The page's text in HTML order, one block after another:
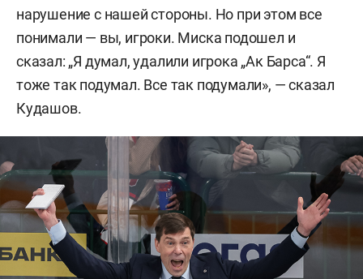
нарушение с нашей стороны. Но при этом все
понимали — вы, игроки. Миска подошел и
сказал: „Я думал, удалили игрока „Ак Барса“. Я
тоже так подумал. Все так подумали», — сказал
Кудашов.